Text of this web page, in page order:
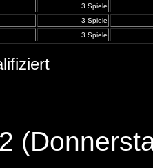
3 Spiele
3 Spiele
3 Spiele